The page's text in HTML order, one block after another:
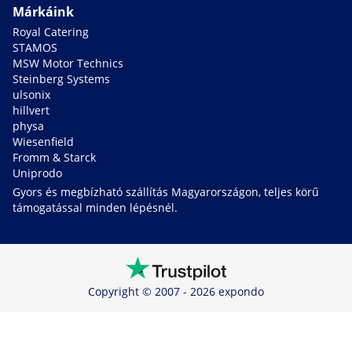
Márkáink
Royal Catering
STAMOS
MSW Motor Technics
Steinberg Systems
ulsonix
hillvert
physa
Wiesenfield
Fromm & Starck
Uniprodo
Gyors és megbízható szállítás Magyarországon, teljes körű
támogatással minden lépésnél.
Copyright © 2007 - 2026 expondo